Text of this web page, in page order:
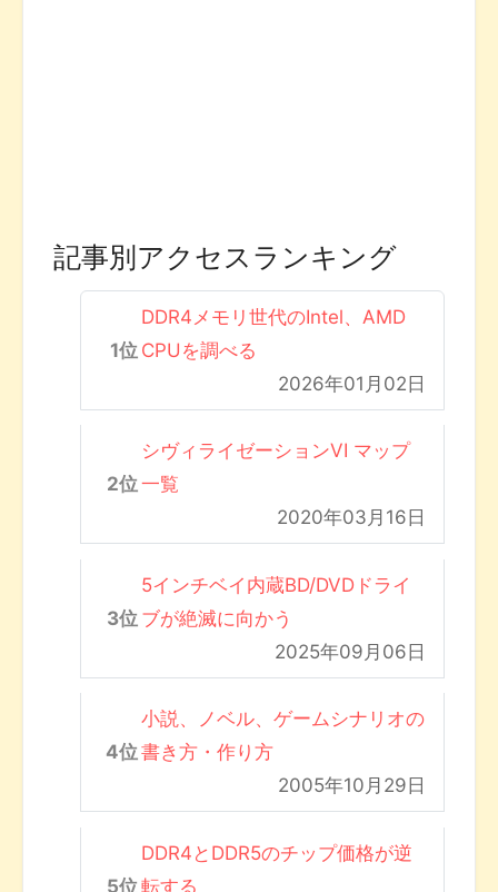
記事別アクセスランキング
DDR4メモリ世代のIntel、AMD
CPUを調べる
2026年01月02日
シヴィライゼーションVI マップ
一覧
2020年03月16日
5インチベイ内蔵BD/DVDドライ
ブが絶滅に向かう
2025年09月06日
小説、ノベル、ゲームシナリオの
書き方・作り方
2005年10月29日
DDR4とDDR5のチップ価格が逆
転する